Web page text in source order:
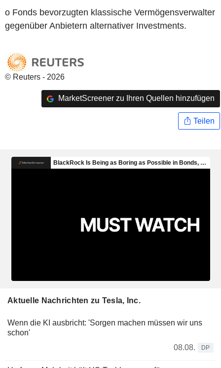
o Fonds bevorzugten klassische Vermögensverwalter
gegenüber Anbietern alternativer Investments.
© Reuters - 2026
MarketScreener zu Ihren Quellen hinzufügen
Teilen
Aktuelle Nachrichten zu Tesla, Inc.
Wenn die KI ausbricht: 'Sorgen machen müssen wir uns
schon'
08.08.
DP